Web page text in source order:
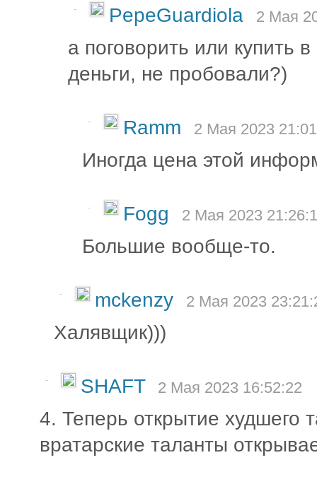
- PepeGuardiola 2 Мая
а поговорить или купить
деньги, не пробовали?)
- Ramm 2 Мая 2023
Иногда цена этой
- Fogg 2 Мая 2023
Большие вообще-то.
- mckenzy 2 Мая 2023
Халявщик)))
- SHAFT 2 Мая 2023 16:52:22
4. Теперь открытие худшего
вратарские таланты